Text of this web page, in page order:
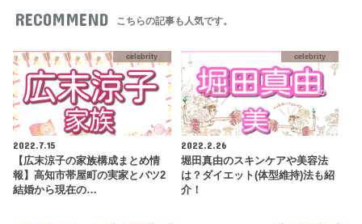
RECOMMEND こちらの記事も人気です。
celebrity
2022.7.15
【広末涼子の家族構成まとめ情
報】高知市帯屋町の実家とバツ2
結婚から現在の…
celebrity
2022.2.26
堀田真由のスキンケアや美容法
は？ダイエット(体型維持)法も紹
介！